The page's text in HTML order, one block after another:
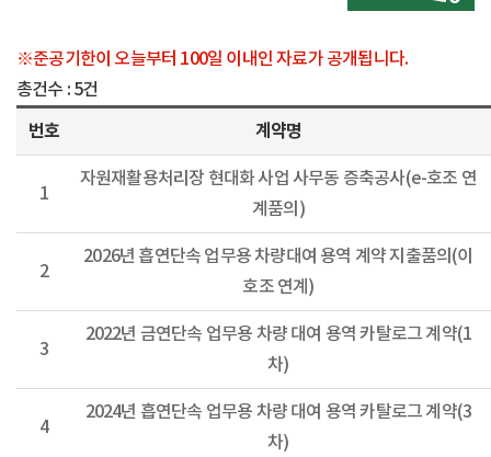
※준공기한이 오늘부터 100일 이내인 자료가 공개됩니다.
총건수 : 5건
번호 계약명
1
자원재활용처리장 현대화 사업 사무동 증축공사(e-호조 연
계품의)
2
2026년 흡연단속 업무용 차량대여 용역 계약 지출품의(이
호조 연계)
3
2022년 금연단속 업무용 차량 대여 용역 카탈로그 계약(1
차)
4
2024년 흡연단속 업무용 차량 대여 용역 카탈로그 계약(3
차)